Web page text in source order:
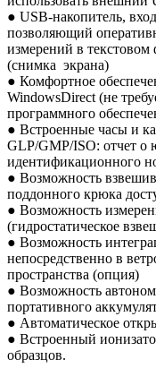
● USB-накопитель,
позволяющий
измерений в
(снимка экрана)
● Комфортное
WindowsDirect (не
программного
● Встроенные часы и
GLP/GMP/ISO: отчет о
идентификационного
● Возможность
поддонного крюка
● Возможность
(гидростатическое
● Возможность
непосредственно в
пространства (опция)
● Возможность
портативного
● Автоматическое
● Встроенный
образцов.